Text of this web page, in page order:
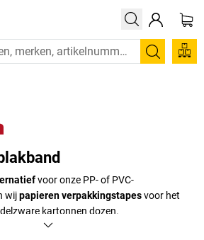
Zoeken
voor onze PP- of PVC-
wijpapieren verpakkingstapesvoor het
kartonnen dozen.